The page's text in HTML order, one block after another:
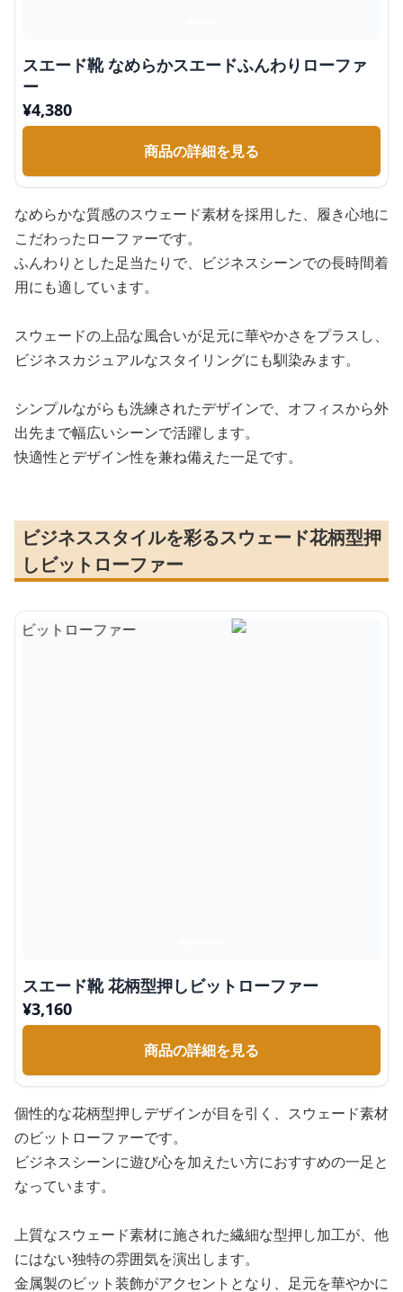
スエード靴 なめらかスエードふんわりローファ
ー
¥4,380
商品の詳細を見る
なめらかな質感のスウェード素材を採用した、履き心地に
こだわったローファーです。
ふんわりとした足当たりで、ビジネスシーンでの長時間着
用にも適しています。
スウェードの上品な風合いが足元に華やかさをプラスし、
ビジネスカジュアルなスタイリングにも馴染みます。
シンプルながらも洗練されたデザインで、オフィスから外
出先まで幅広いシーンで活躍します。
快適性とデザイン性を兼ね備えた一足です。
ビジネススタイルを彩るスウェード花柄型押
しビットローファー
スエード靴 花柄型押しビットローファー
¥3,160
商品の詳細を見る
個性的な花柄型押しデザインが目を引く、スウェード素材
のビットローファーです。
ビジネスシーンに遊び心を加えたい方におすすめの一足と
なっています。
上質なスウェード素材に施された繊細な型押し加工が、他
にはない独特の雰囲気を演出します。
金属製のビット装飾がアクセントとなり、足元を華やかに